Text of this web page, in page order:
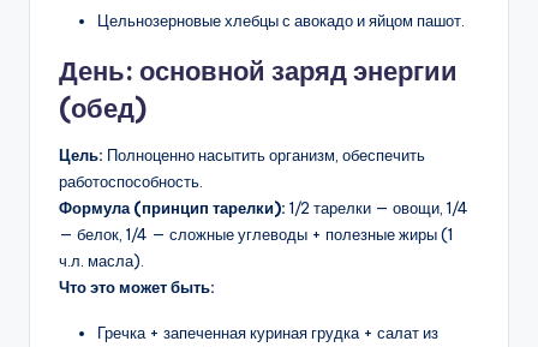
Цельнозерновые хлебцы с авокадо и яйцом пашот.
День: основной заряд энергии
(обед)
Цель: Полноценно насытить организм, обеспечить
работоспособность.
Формула (принцип тарелки): 1/2 тарелки — овощи, 1/4
— белок, 1/4 — сложные углеводы + полезные жиры (1
ч.л. масла).
Что это может быть:
Гречка + запеченная куриная грудка + салат из